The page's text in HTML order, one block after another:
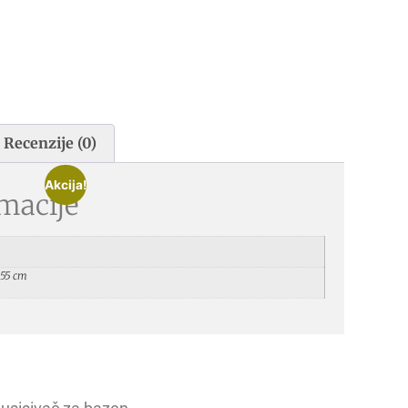
Akcija!
Recenzije (0)
cm